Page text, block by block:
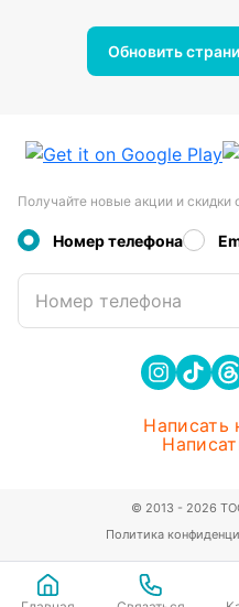
Обновить
Получайте новые акции и скидки
Номер телефона
Номер телефона
Написать
Политика
© 2013 - 2026